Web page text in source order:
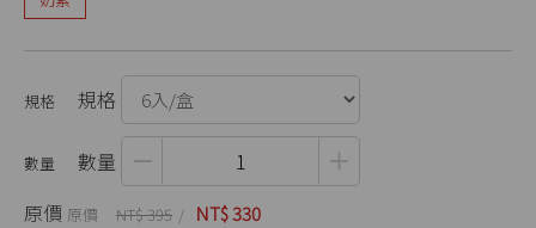
規格
數量
原價
NT$ 395 NT$ 330